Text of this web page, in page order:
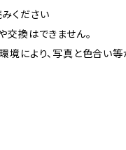
ください
交換はできません。
境により、写真と色合い